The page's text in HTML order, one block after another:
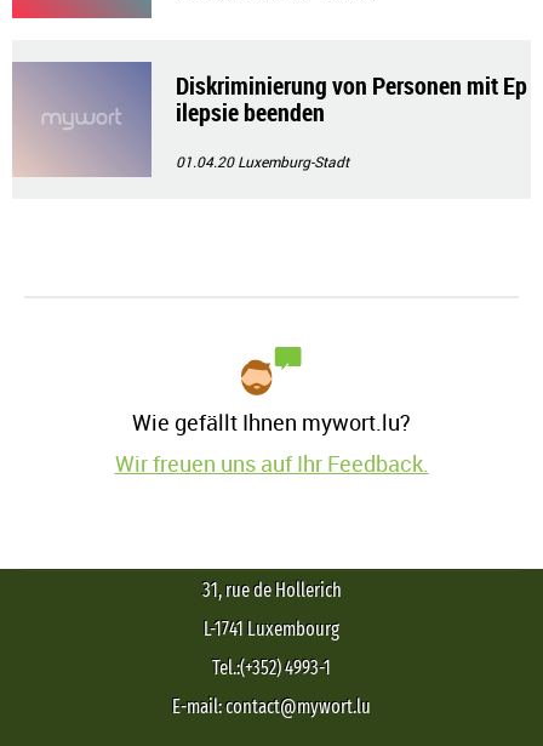
Diskriminierung von Personen mit Ep
ilepsie beenden
01.04.20Luxemburg-Stadt
Wie gefällt Ihnen mywort.lu?
Wir freuen uns auf Ihr Feedback.
31, rue de Hollerich
L-1741 Luxembourg
Tel.:(+352) 4993-1
E-mail: contact@mywort.lu